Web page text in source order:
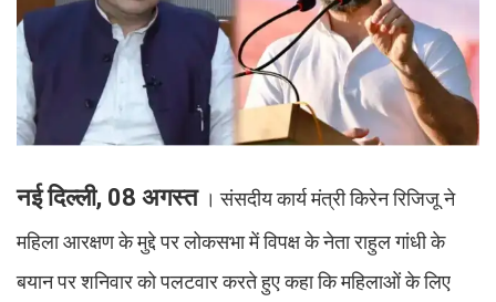
नई दिल्ली, 08 अगस्त । संसदीय कार्य मंत्री किरेन रिजिजू ने
महिला आरक्षण के मुद्दे पर लोकसभा में विपक्ष के नेता राहुल गांधी के
बयान पर शनिवार को पलटवार करते हुए कहा कि महिलाओं के लिए